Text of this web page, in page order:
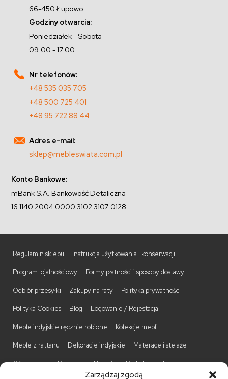
Zarządzaj zgodą
66-450 Łupowo
Godziny otwarcia:
Poniedziałek - Sobota
09.00 - 17.00
Nr telefonów:
+48 535 035 705
+48 500 725 401
+48 95 722 88 44
Adres e-mail:
sklep@mebleswiata.com.pl
Konto Bankowe:
mBank S.A. Bankowość Detaliczna
16 1140 2004 0000 3102 3107 0128
Regulamin sklepu Instrukcja użytkowania i konserwacji
Program lojalnościowy Formy płatności i sposoby dostawy
Odbiór przesyłki Zakupy na raty Polityka prywatności
Polityka Cookies Blog Logowanie / Rejestacja
Meble indyjskie ręcznie robione Kolekcje mebli
Meble z rattanu Dekoracje indyjskie Materace i stelaże
Oświetlenie Promocje Nowości Barki kolonialne